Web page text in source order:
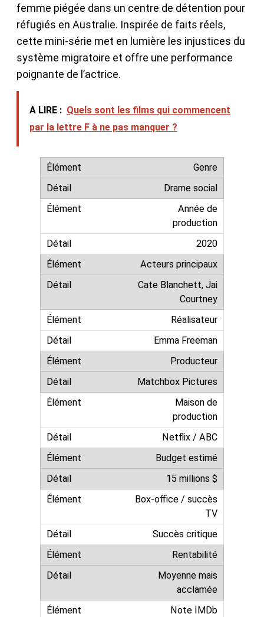
femme piégée dans un centre de détention pour
réfugiés en Australie. Inspirée de faits réels,
cette mini-série met en lumière les injustices du
système migratoire et offre une performance
poignante de l’actrice.
A LIRE : Quels sont les films qui commencent
par la lettre F à ne pas manquer ?
Genre
Drame social
Année de
production
2020
Acteurs principaux
Cate Blanchett, Jai
Courtney
Réalisateur
Emma Freeman
Producteur
Matchbox Pictures
Maison de
production
Netflix / ABC
Budget estimé
15 millions $
Box-office / succès
TV
Succès critique
Rentabilité
Moyenne mais
acclamée
Note IMDb